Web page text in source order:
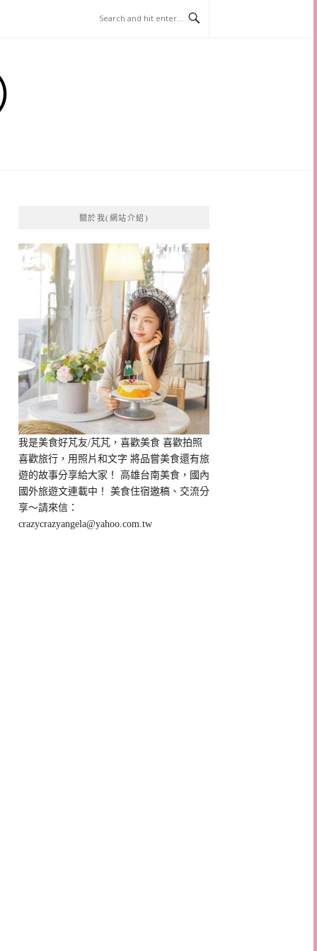
關於我(網站介紹)
我是美食好芃友/芃芃，喜歡美食 喜歡拍照
喜歡旅行，用照片和文字 將品嘗美食還有旅
遊的故事分享給大家！ 高雄台南美食，國內
國外旅遊文連載中！ 美食住宿邀稿、交流分
享～請來信：
crazycrazyangela@yahoo.com.tw